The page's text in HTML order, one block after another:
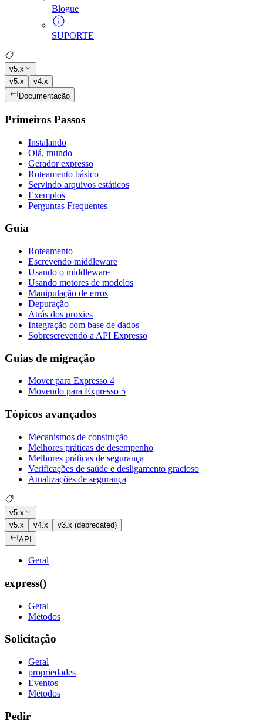
Blogue
SUPORTE
v5.x
v5.x
v4.x
Documentação
Primeiros Passos
Instalando
Olá, mundo
Gerador expresso
Roteamento básico
Servindo arquivos estáticos
Exemplos
Perguntas Frequentes
Guia
Roteamento
Escrevendo middleware
Usando o middleware
Usando motores de modelos
Manipulação de erros
Depuração
Atrás dos proxies
Integração com base de dados
Sobrescrevendo a API Expresso
Guias de migração
Mover para Expresso 4
Movendo para Expresso 5
Tópicos avançados
Mecanismos de construção
Melhores práticas de desempenho
Melhores práticas de segurança
Verificações de saúde e desligamento gracioso
Atualizações de segurança
v5.x
v5.x
v4.x
v3.x (deprecated)
API
Geral
express()
Geral
Métodos
Solicitação
Geral
propriedades
Eventos
Métodos
Pedir